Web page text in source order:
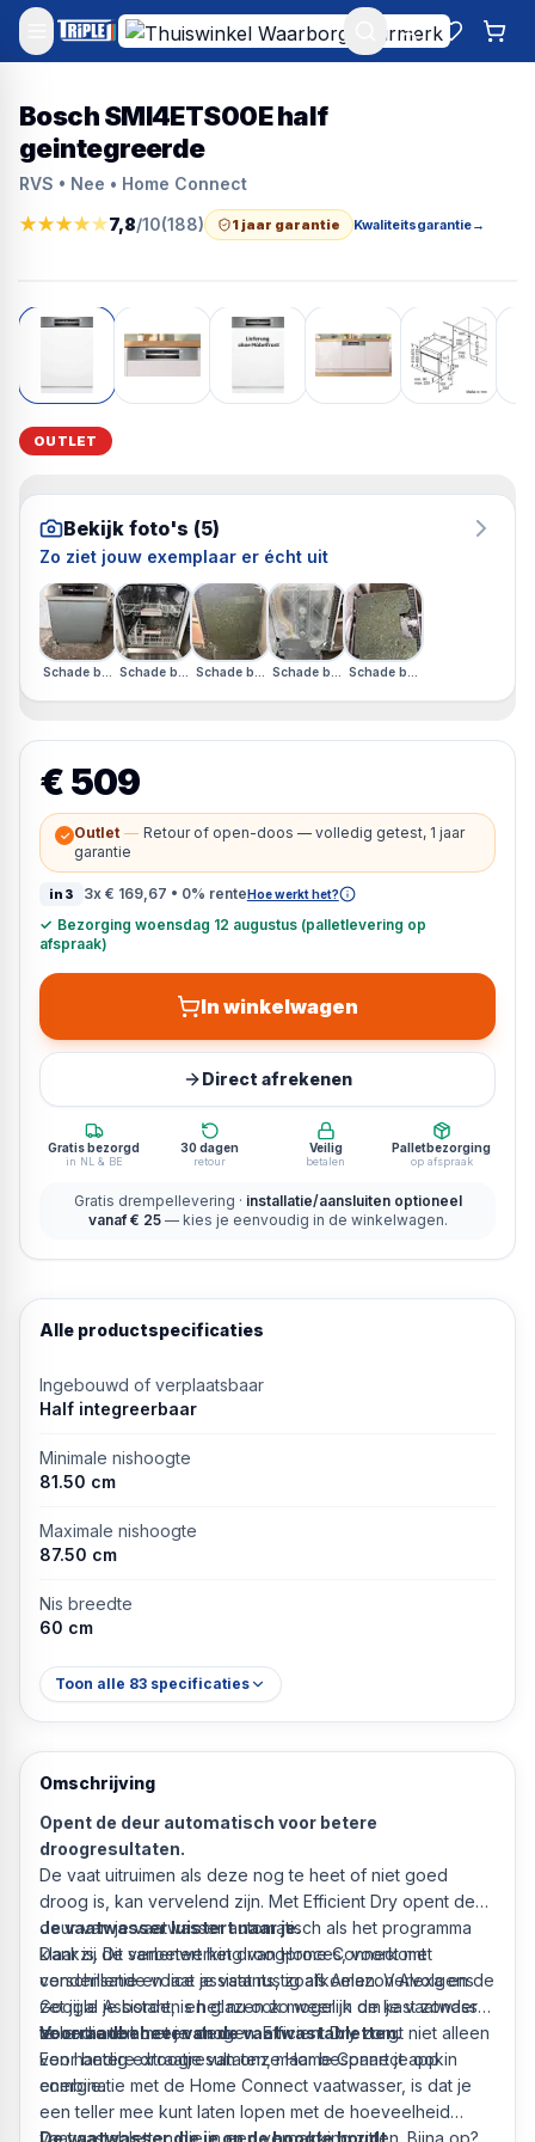
Mijn account
Bosch SMI4ETS00E half
geintegreerde
RVS • Nee • Home Connect
★★★★★7,8/10(188) 1 jaar garantie Kwaliteitsgarantie→
OUTLET
Bekijk foto's (5)
Zo ziet jouw exemplaar er écht uit
Schade bovenkant · Engels Display
Schade bovenkant · Engels Display
Schade bovenkant · Engels Display
Schade bovenkant · Engels Display
Schade bovenkant · Engels
€ 509
✓ Outlet — Retour of open-doos — volledig getest, 1 jaar
garantie
in3 3x € 169,67 • 0% renteHoe werkt het?
✓ Bezorging woensdag 12 augustus (palletlevering op
afspraak)
In winkelwagen
Direct afrekenen
Gratis bezorgd
in NL & BE
30 dagen
retour
Veilig
betalen
Palletbezorging
op afspraak
Gratis drempellevering · installatie/aansluiten optioneel
vanaf € 25 — kies je eenvoudig in de winkelwagen.
Alle productspecificaties
Ingebouwd of verplaatsbaar
Half integreerbaar
Minimale nishoogte
81.50 cm
Maximale nishoogte
87.50 cm
Nis breedte
60 cm
Toon alle 83 specificaties
Omschrijving
Opent de deur automatisch voor betere
droogresultaten.
De vaat uitruimen als deze nog te heet of niet goed
droog is, kan vervelend zijn. Met Efficient Dry opent de
deur van je vaatwasser automatisch als het programma
klaar is. Dit verbetert het droogproces, voorkomt
condensatie en laat je vaat rustig afkoelen. Vervolgens
zet jij al je borden en glazen zo weer in de kast zonder
ze extra te hoeven drogen. Efficient Dry zorgt niet alleen
voor betere droogresultaten, maar bespaart je ook
energie.
Je vaatwasser luistert naar je.
Dankzij de samenwerking van Home Connect met
verschillende voice assistants, zoals Amazon Alexa en de
Google Assistant, is het nu ook mogelijk om je vaatwasser
te bedienen met je stem.
Voorraadbeheer van de vaatwastabletten.
Een handig extraatje van onze Home Connect app in
combinatie met de Home Connect vaatwasser, is dat je
een teller mee kunt laten lopen met de hoeveelheid
vaatwastabletten die in een verpakking zitten. Bijna op?
De vaatwasser die je op de hoogte houdt.